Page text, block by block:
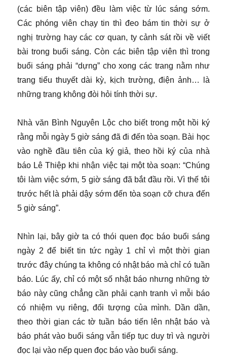
(các biên tập viên) đều làm việc từ lúc sáng sớm.
Các phóng viên chạy tin thì đeo bám tin thời sự ở
nghị trường hay các cơ quan, ty cảnh sát rồi về viết
bài trong buổi sáng. Còn các biên tập viên thì trong
buổi sáng phải “dựng” cho xong các trang nằm như
trang tiểu thuyết dài kỳ, kịch trường, điện ảnh… là
những trang không đòi hỏi tính thời sự.
Nhà văn Bình Nguyên Lộc cho biết trong một hồi ký
rằng mỗi ngày 5 giờ sáng đã đi đến tòa soạn. Bài học
vào nghề đầu tiên của ký giả, theo hồi ký của nhà
báo Lê Thiệp khi nhận việc tại một tòa soạn: “Chúng
tôi làm việc sớm, 5 giờ sáng đã bắt đầu rồi. Vì thế tôi
trước hết là phải dậy sớm đến tòa soạn cỡ chưa đến
5 giờ sáng”.
Nhìn lại, bây giờ ta có thói quen đọc báo buổi sáng
ngày 2 để biết tin tức ngày 1 chỉ vì một thời gian
trước đây chúng ta không có nhật báo mà chỉ có tuần
báo. Lúc ấy, chỉ có một số nhật báo nhưng những tờ
báo này cũng chẳng cần phải cạnh tranh vì mỗi báo
có nhiệm vụ riêng, đối tượng của mình. Dần dần,
theo thời gian các tờ tuần báo tiến lên nhật báo và
báo phát vào buổi sáng vẫn tiếp tục duy trì và người
đọc lại vào nếp quen đọc báo vào buổi sáng.